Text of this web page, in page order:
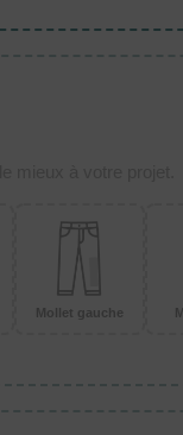
Mollet gauche